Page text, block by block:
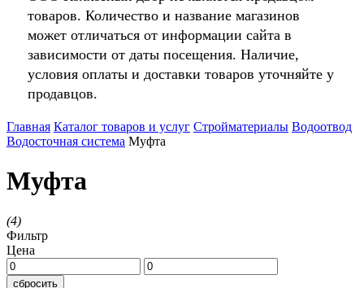
товаров. Количество и название магазинов
может отличаться от информации сайта в
зависимости от даты посещения. Наличие,
условия оплаты и доставки товаров уточняйте у
продавцов.
Главная Каталог товаров и услуг Стройматериалы Водоотвод
Водосточная система Муфта
Муфта
(4)
Фильтр
Цена
сбросить